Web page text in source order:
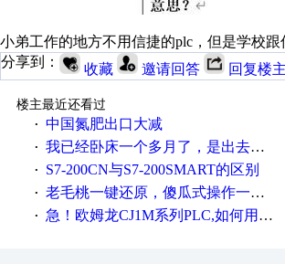
小弟工作的地方不用信捷的plc，但是学校
分享到：
收藏 邀请回答 回复楼主
楼主最近还看过
· 中国氮肥出口大减
· 我已经卧床一个多月了，是出去安装机械手在高速遭遇车祸所致:大家工作都要特别注意啊
· S7-200CN与S7-200SMART的区别
· 老毛桃一键还原，傻瓜式操作一键轻松备份还原；程序为向导式安装，一键即可实现自动备份或还原系统。
· 急！欧姆龙CJ1M系列PLC,如何用时间控制变频器。要求时间在组态王中可以自由输入！拜托各位大神了！